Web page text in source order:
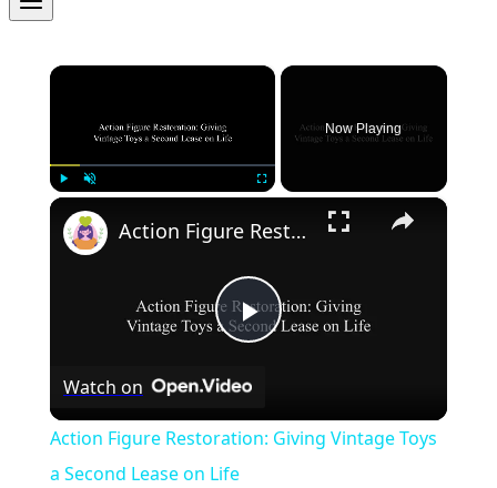
×
Now Playing
×
Play
Action Figure Restoration: Giving Vintage Toys a Second Lease on Life
Watch on
Action Figure Restoration: Giving Vintage Toys
a Second Lease on Life